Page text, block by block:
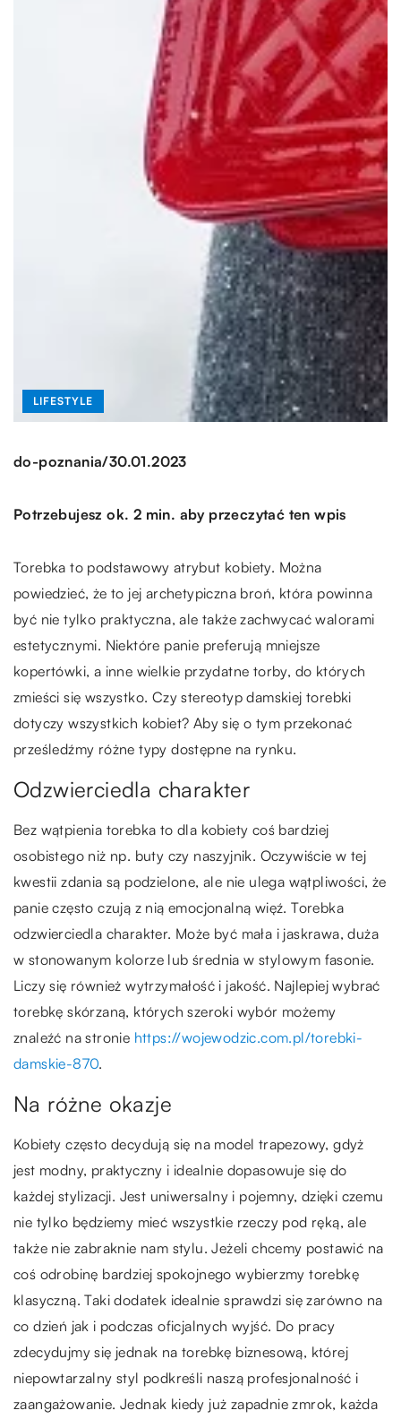
LIFESTYLE
do-poznania/30.01.2023
Potrzebujesz ok. 2 min. aby przeczytać ten wpis
Torebka to podstawowy atrybut kobiety. Można
powiedzieć, że to jej archetypiczna broń, która powinna
być nie tylko praktyczna, ale także zachwycać walorami
estetycznymi. Niektóre panie preferują mniejsze
kopertówki, a inne wielkie przydatne torby, do których
zmieści się wszystko. Czy stereotyp damskiej torebki
dotyczy wszystkich kobiet? Aby się o tym przekonać
prześledźmy różne typy dostępne na rynku.
Odzwierciedla charakter
Bez wątpienia torebka to dla kobiety coś bardziej
osobistego niż np. buty czy naszyjnik. Oczywiście w tej
kwestii zdania są podzielone, ale nie ulega wątpliwości, że
panie często czują z nią emocjonalną więź. Torebka
odzwierciedla charakter. Może być mała i jaskrawa, duża
w stonowanym kolorze lub średnia w stylowym fasonie.
Liczy się również wytrzymałość i jakość. Najlepiej wybrać
torebkę skórzaną, których szeroki wybór możemy
znaleźć na stronie https://wojewodzic.com.pl/torebki-
damskie-870.
Na różne okazje
Kobiety często decydują się na model trapezowy, gdyż
jest modny, praktyczny i idealnie dopasowuje się do
każdej stylizacji. Jest uniwersalny i pojemny, dzięki czemu
nie tylko będziemy mieć wszystkie rzeczy pod ręką, ale
także nie zabraknie nam stylu. Jeżeli chcemy postawić na
coś odrobinę bardziej spokojnego wybierzmy torebkę
klasyczną. Taki dodatek idealnie sprawdzi się zarówno na
co dzień jak i podczas oficjalnych wyjść. Do pracy
zdecydujmy się jednak na torebkę biznesową, której
niepowtarzalny styl podkreśli naszą profesjonalność i
zaangażowanie. Jednak kiedy już zapadnie zmrok, każda